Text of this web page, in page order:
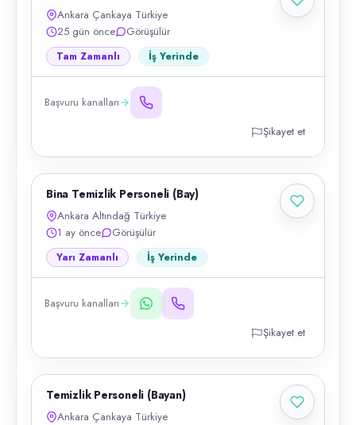
Ankara Çankaya Türkiye
25 gün önce
Görüşülür
Tam Zamanlı İş Yerinde
Başvuru kanalları
Şikayet et
Bina Temizlik Personeli (Bay)
Ankara Altındağ Türkiye
1 ay önce
Görüşülür
Yarı Zamanlı İş Yerinde
Başvuru kanalları
Şikayet et
Temizlik Personeli (Bayan)
Ankara Çankaya Türkiye